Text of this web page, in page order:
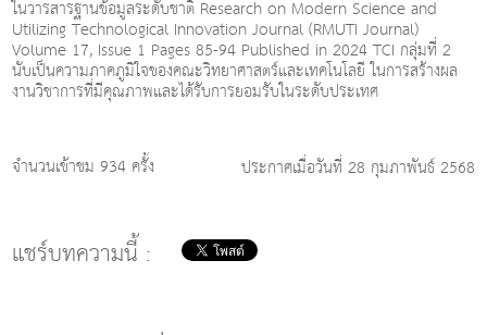
ในวารสารฐานข้อมูลระดับชาติ Research on Modern Science and
Utilizing Technological Innovation Journal (RMUTI Journal)
Volume 17, Issue 1 Pages 85-94 Published in 2024 TCI กลุ่มที่ 2
นับเป็นความภาคภูมิใจของคณะวิทยาศาสตร์และเทคโนโลยี ในการสร้างผล
งานวิชาการที่มีคุณภาพและได้รับการยอมรับในระดับประเทศ
จำนวนเข้าชม 934 ครั้ง ประกาศเมื่อวันที่ 28 กุมภาพันธ์ 2568
แชร์บทความนี้ :